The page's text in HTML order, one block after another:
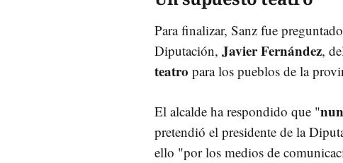
Para finalizar, Sanz fue
Diputación, Javier Fernández,
teatro para los pueblos de la
El alcalde ha respondido que "
pretendió el presidente de la
ello "por los medios de